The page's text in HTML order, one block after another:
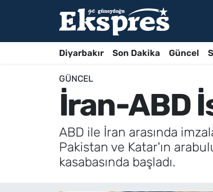
Diyarbakır Son Dakika Güncel
GÜNCEL
İran-ABD
ABD ile İran arasında
Pakistan ve Katar'ın
kasabasında başladı.